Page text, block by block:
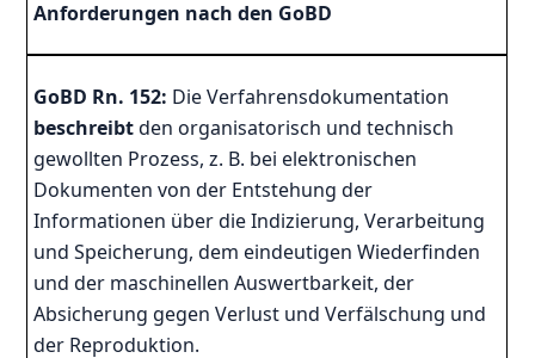
Anforderungen nach den GoBD
GoBD Rn. 152: Die Verfahrensdokumentation
beschreibtden organisatorisch und technisch
gewollten Prozess, z. B. bei elektronischen
Dokumenten von der Entstehung der
Informationen über die Indizierung, Verarbeitung
und Speicherung, dem eindeutigen Wiederfinden
und der maschinellen Auswertbarkeit, der
Absicherung gegen Verlust und Verfälschung und
der Reproduktion.